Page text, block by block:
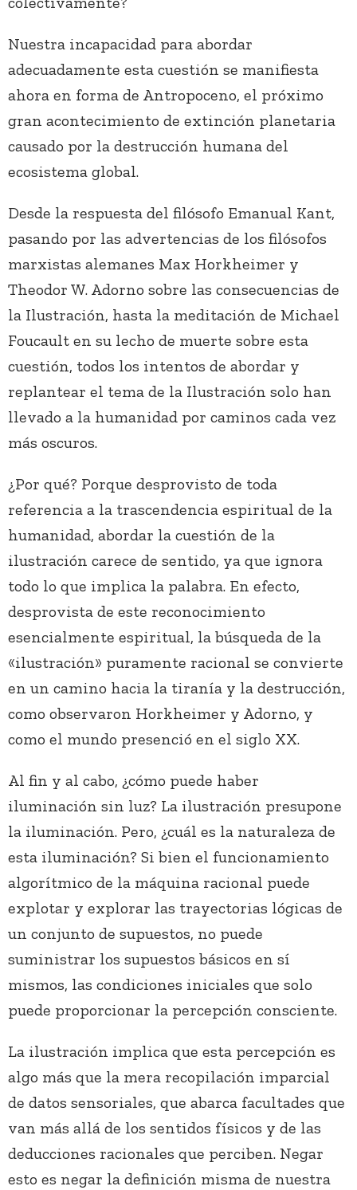
Nuestra incapacidad para abordar
adecuadamente esta cuestión se manifiesta
ahora en forma de Antropoceno, el próximo
gran acontecimiento de extinción planetaria
causado por la destrucción humana del
ecosistema global.
Desde la respuesta del filósofo Emanual Kant,
pasando por las advertencias de los filósofos
marxistas alemanes Max Horkheimer y
Theodor W. Adorno sobre las consecuencias de
la Ilustración, hasta la meditación de Michael
Foucault en su lecho de muerte sobre esta
cuestión, todos los intentos de abordar y
replantear el tema de la Ilustración solo han
llevado a la humanidad por caminos cada vez
más oscuros.
¿Por qué? Porque desprovisto de toda
referencia a la trascendencia espiritual de la
humanidad, abordar la cuestión de la
ilustración carece de sentido, ya que ignora
todo lo que implica la palabra. En efecto,
desprovista de este reconocimiento
esencialmente espiritual, la búsqueda de la
«ilustración» puramente racional se convierte
en un camino hacia la tiranía y la destrucción,
como observaron Horkheimer y Adorno, y
como el mundo presenció en el siglo XX.
Al fin y al cabo, ¿cómo puede haber
iluminación sin luz? La ilustración presupone
la iluminación. Pero, ¿cuál es la naturaleza de
esta iluminación? Si bien el funcionamiento
algorítmico de la máquina racional puede
explotar y explorar las trayectorias lógicas de
un conjunto de supuestos, no puede
suministrar los supuestos básicos en sí
mismos, las condiciones iniciales que solo
puede proporcionar la percepción consciente.
La ilustración implica que esta percepción es
algo más que la mera recopilación imparcial
de datos sensoriales, que abarca facultades que
van más allá de los sentidos físicos y de las
deducciones racionales que perciben. Negar
esto es negar la definición misma de nuestra